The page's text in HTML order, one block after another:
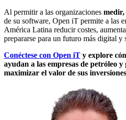
Al permitir a las organizaciones
de su software, Open iT permite a las
América Latina reducir costes,
prepararse para un futuro más digital y
Conéctese con Open iT y explore
ayudan a las empresas de petróleo
maximizar el valor de sus